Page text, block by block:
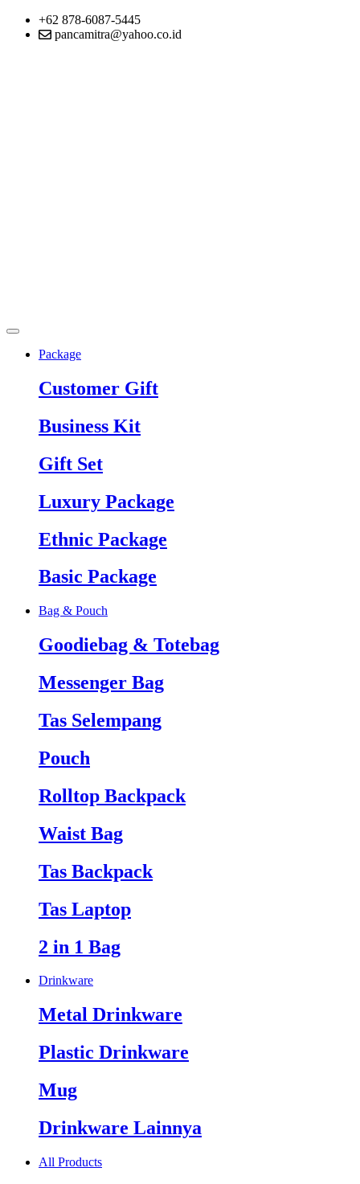
+62 878-6087-5445
pancamitra@yahoo.co.id
Package
Customer Gift
Business Kit
Gift Set
Luxury Package
Ethnic Package
Basic Package
Bag & Pouch
Goodiebag & Totebag
Messenger Bag
Tas Selempang
Pouch
Rolltop Backpack
Waist Bag
Tas Backpack
Tas Laptop
2 in 1 Bag
Drinkware
Metal Drinkware
Plastic Drinkware
Mug
Drinkware Lainnya
All Products